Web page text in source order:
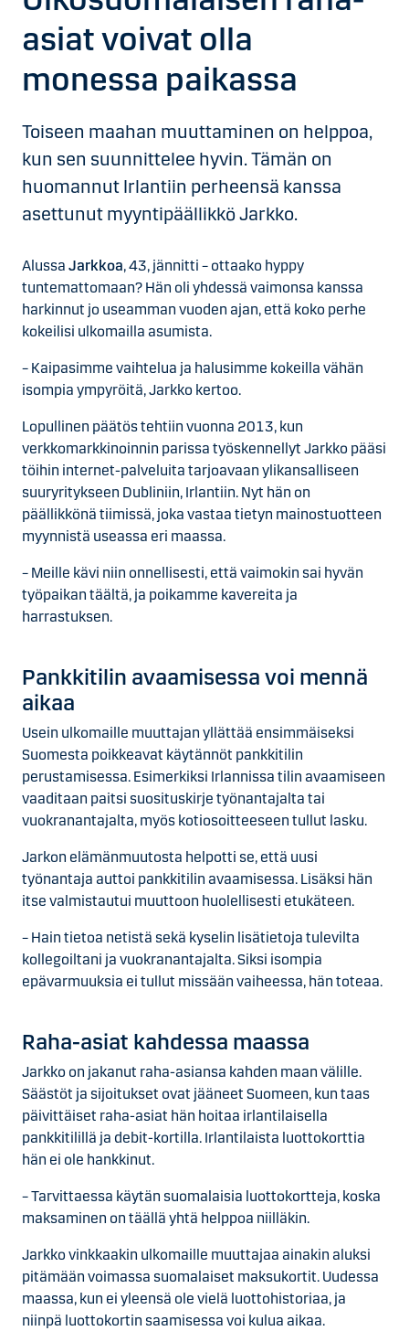
asiat voivat olla
monessa paikassa
Toiseen maahan muuttaminen on helppoa,
kun sen suunnittelee hyvin. Tämän on
huomannut Irlantiin perheensä kanssa
asettunut myyntipäällikkö Jarkko.
Alussa Jarkkoa, 43, jännitti – ottaako hyppy
tuntemattomaan? Hän oli yhdessä vaimonsa kanssa
harkinnut jo useamman vuoden ajan, että koko perhe
kokeilisi ulkomailla asumista.
– Kaipasimme vaihtelua ja halusimme kokeilla vähän
isompia ympyröitä, Jarkko kertoo.
Lopullinen päätös tehtiin vuonna 2013, kun
verkkomarkkinoinnin parissa työskennellyt Jarkko pääsi
töihin internet-palveluita tarjoavaan ylikansalliseen
suuryritykseen Dubliniin, Irlantiin. Nyt hän on
päällikkönä tiimissä, joka vastaa tietyn mainostuotteen
myynnistä useassa eri maassa.
– Meille kävi niin onnellisesti, että vaimokin sai hyvän
työpaikan täältä, ja poikamme kavereita ja
harrastuksen.
Pankkitilin avaamisessa voi mennä
aikaa
Usein ulkomaille muuttajan yllättää ensimmäiseksi
Suomesta poikkeavat käytännöt pankkitilin
perustamisessa. Esimerkiksi Irlannissa tilin avaamiseen
vaaditaan paitsi suosituskirje työnantajalta tai
vuokranantajalta, myös kotiosoitteeseen tullut lasku.
Jarkon elämänmuutosta helpotti se, että uusi
työnantaja auttoi pankkitilin avaamisessa. Lisäksi hän
itse valmistautui muuttoon huolellisesti etukäteen.
– Hain tietoa netistä sekä kyselin lisätietoja tulevilta
kollegoiltani ja vuokranantajalta. Siksi isompia
epävarmuuksia ei tullut missään vaiheessa, hän toteaa.
Raha-asiat kahdessa maassa
Jarkko on jakanut raha-asiansa kahden maan välille.
Säästöt ja sijoitukset ovat jääneet Suomeen, kun taas
päivittäiset raha-asiat hän hoitaa irlantilaisella
pankkitilillä ja debit-kortilla. Irlantilaista luottokorttia
hän ei ole hankkinut.
– Tarvittaessa käytän suomalaisia luottokortteja, koska
maksaminen on täällä yhtä helppoa niilläkin.
Jarkko vinkkaakin ulkomaille muuttajaa ainakin aluksi
pitämään voimassa suomalaiset maksukortit. Uudessa
maassa, kun ei yleensä ole vielä luottohistoriaa, ja
niinpä luottokortin saamisessa voi kulua aikaa.